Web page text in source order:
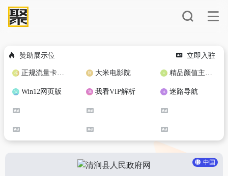
赞助展示位 立即入驻
正规流量卡免费加盟合作 大米电影院 精品颜值主播定制
Win12网页版 我看VIP解析 迷路导航
中国